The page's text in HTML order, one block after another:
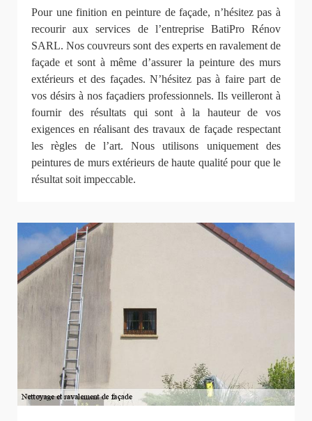
Pour une finition en peinture de façade, n’hésitez pas à
recourir aux services de l’entreprise BatiPro Rénov
SARL. Nos couvreurs sont des experts en ravalement de
façade et sont à même d’assurer la peinture des murs
extérieurs et des façades. N’hésitez pas à faire part de
vos désirs à nos façadiers professionnels. Ils veilleront à
fournir des résultats qui sont à la hauteur de vos
exigences en réalisant des travaux de façade respectant
les règles de l’art. Nous utilisons uniquement des
peintures de murs extérieurs de haute qualité pour que le
résultat soit impeccable.